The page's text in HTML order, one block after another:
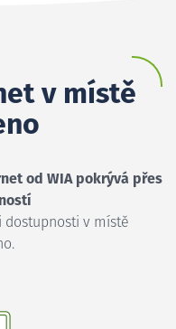
v místě
od WIA pokrývá přes
v místě